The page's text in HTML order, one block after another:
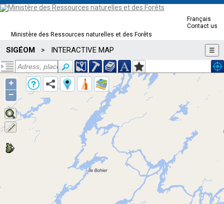
Ministère des Ressources naturelles et des Forêts
Français
Contact us
SIGÉOM > INTERACTIVE MAP ☰
+
−